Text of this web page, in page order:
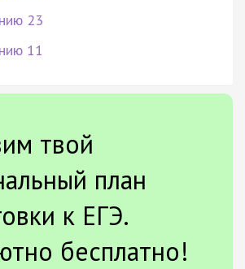
23
11
твой
план
к ЕГЭ.
бесплатно!